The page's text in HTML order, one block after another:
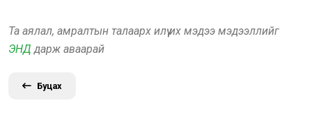
Та аялал, амралтын талаарх илүү их мэдээ мэдээллийг
ЭНД дарж аваарай
Буцах